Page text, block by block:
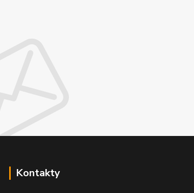
Kontakty